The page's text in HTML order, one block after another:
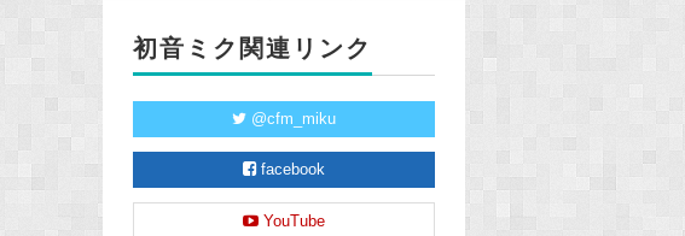
初音ミク関連リンク
@cfm_miku
facebook
YouTube